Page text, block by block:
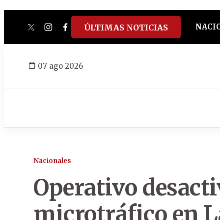
twitterinstagram
facebook
tiktokyoutube
spotify
ÚLTIMAS NOTICIAS
07 ago 2026
Nacionales
Operativo
microtráfico en